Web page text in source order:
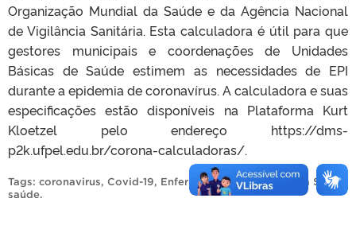
Organização Mundial da Saúde e da Agência Nacional
de Vigilância Sanitária. Esta calculadora é útil para que
gestores municipais e coordenações de Unidades
Básicas de Saúde estimem as necessidades de EPI
durante a epidemia de coronavírus. A calculadora e suas
especificações estão disponíveis na Plataforma Kurt
Kloetzel pelo endereço https://dms-
p2k.ufpel.edu.br/corona-calculadoras/.
Tags: coronavirus, Covid-19, Enfermagem, EPIs,Medicina Social
saúde.